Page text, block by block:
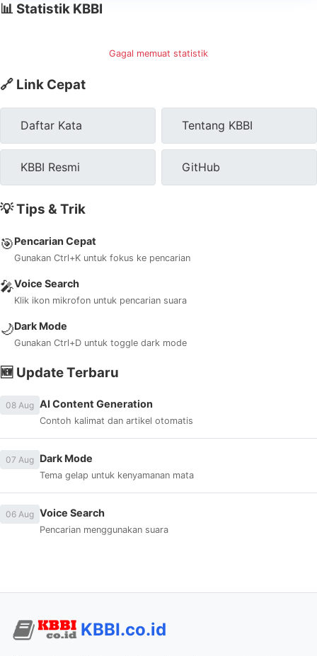
📊 Statistik KBBI
Gagal memuat statistik
🔗 Link Cepat
Daftar Kata Tentang KBBI
KBBI Resmi GitHub
💡 Tips & Trik
🎯Pencarian Cepat
Gunakan Ctrl+K untuk fokus ke pencarian
🎤Voice Search
Klik ikon mikrofon untuk pencarian suara
🌙Dark Mode
Gunakan Ctrl+D untuk toggle dark mode
🆕 Update Terbaru
08 Aug AI Content Generation
Contoh kalimat dan artikel otomatis
07 Aug Dark Mode
Tema gelap untuk kenyamanan mata
06 Aug Voice Search
Pencarian menggunakan suara
KBBI.co.id